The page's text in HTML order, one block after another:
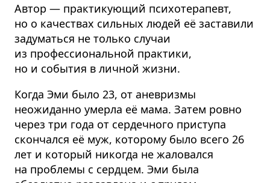
Автор — практикующий психотерапевт,
но о качествах сильных людей её заставили
задуматься не только случаи
из профессиональной практики,
но и события в личной жизни.
Когда Эми было 23, от аневризмы
неожиданно умерла её мама. Затем ровно
через три года от сердечного приступа
скончался её муж, которому было всего 26
лет и который никогда не жаловался
на проблемы с сердцем. Эми была